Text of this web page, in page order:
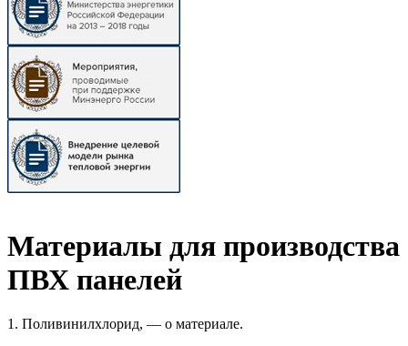
Материалы для производства
ПВХ панелей
1. Поливинилхлорид, — о материале.